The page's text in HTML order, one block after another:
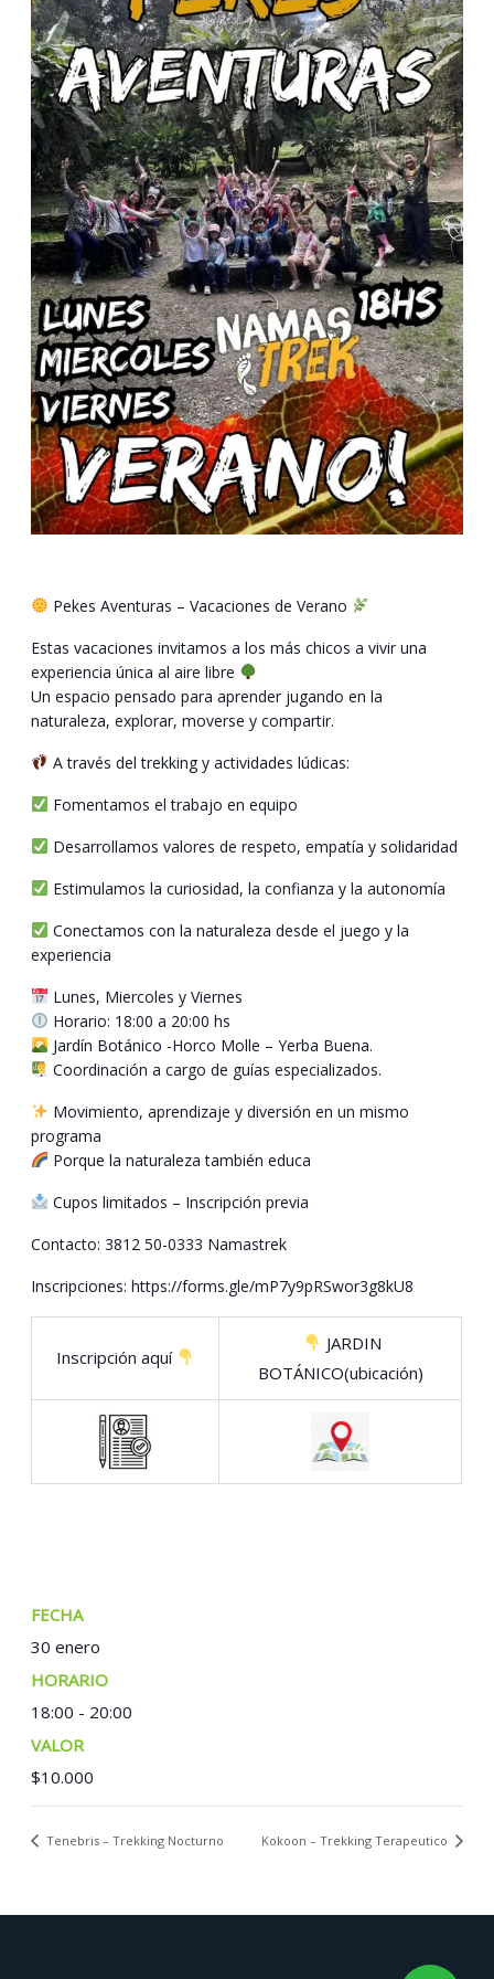
Pekes Aventuras – Vacaciones de Verano
Estas vacaciones invitamos a los más chicos a vivir una
experiencia única al aire libre
Un espacio pensado para aprender jugando en la
naturaleza, explorar, moverse y compartir.
A través del trekking y actividades lúdicas:
Fomentamos el trabajo en equipo
Desarrollamos valores de respeto, empatía y solidaridad
Estimulamos la curiosidad, la confianza y la autonomía
Conectamos con la naturaleza desde el juego y la
experiencia
Lunes, Miercoles y Viernes
Horario: 18:00 a 20:00 hs
Jardín Botánico -Horco Molle – Yerba Buena.
Coordinación a cargo de guías especializados.
Movimiento, aprendizaje y diversión en un mismo
programa
Porque la naturaleza también educa
Cupos limitados – Inscripción previa
Contacto: 3812 50-0333 Namastrek
Inscripciones: https://forms.gle/mP7y9pRSwor3g8kU8
Inscripción aquí
JARDIN
BOTÁNICO(ubicación)
FECHA:
30 enero
18:00 - 20:00
COSTO:
$10.000
Tenebris – Trekking Nocturno Kokoon – Trekking Terapeutico